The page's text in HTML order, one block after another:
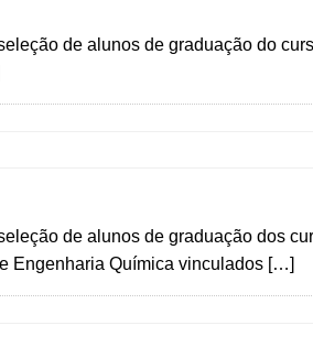
de alunos de graduação do
de alunos de graduação dos
Engenharia Química vinculados […]